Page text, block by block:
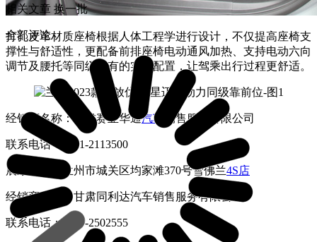
打孔皮革材质座椅根据人体工程学进行设计，不仅提高座椅支
撑性与舒适性，更配备前排座椅电动通风加热、支持电动六向
调节及腰托等同级少有的实用配置，让驾乘出行过程更舒适。
经销商名称：甘肃赛亚华通汽车 销售服务有限公司
联系电话：0931-2113500
展厅地址：兰州市城关区均家滩370号雪佛兰4S店
经销商名称：甘肃同利达汽车销售服务有限公司
联系电话：0931-2502555
相关文章 换一批
全部评论